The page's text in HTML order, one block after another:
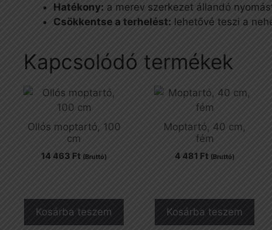
Hatékony: a merev szerkezet állandó
Csökkentse a terhelést: lehetővé teszi a
Kapcsolódó termékek
Ollós moptartó, 100
cm
14 463 Ft (Bruttó)
Kosárba teszem
Moptartó, 40 cm,
fém
4 481 Ft (Bruttó)
Kosárba teszem